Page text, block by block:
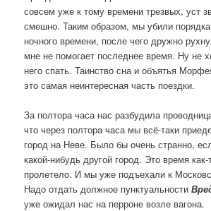
совсем уже к тому времени трезвых, уст
смешно. Таким образом, мы убили
ночного времени, после чего дружно
мне не помогает последнее время. Ну не
него спать. Таинство сна и объятья
это самая неинтересная часть поездки.
За полтора часа нас разбудила
что через полтора часа мы всё-таки
город на Неве. Было бы очень странно,
какой-нибудь другой город. Это время
пролетело. И мы уже подъехали к
Надо отдать должное пунктуальности
уже ожидал нас на перроне возле вагона.